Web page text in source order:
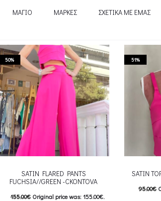
ΜΑΓΙΟ ΜΑΡΚΕΣ
ΣΧΕΤΙΚΑ ΜΕ ΕΜΑΣ
50%
SATIN FLARED PANTS
FUCHSIA//GREEN -CKONTOVA
155.00€ Original price was: 155.00€.
51%
SATIN
95.00€